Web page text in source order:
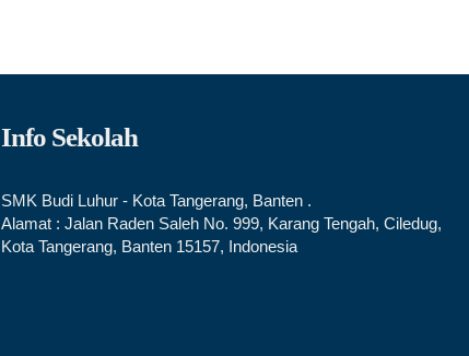
Info Sekolah
SMK Budi Luhur - Kota Tangerang, Banten .
Alamat : Jalan Raden Saleh No. 999, Karang Tengah, Ciledug,
Kota Tangerang, Banten 15157, Indonesia